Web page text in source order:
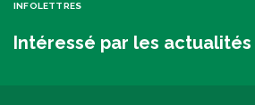
INFOLETTRES
Intéressé par les actualités